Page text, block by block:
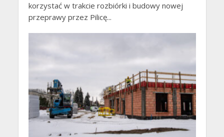
korzystać w trakcie rozbiórki i budowy nowej
przeprawy przez Pilicę...